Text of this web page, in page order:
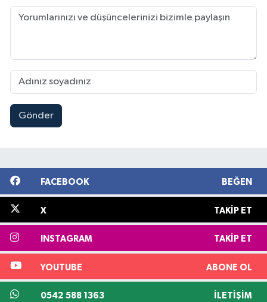
Gönder
FACEBOOK BEĞEN
X TAKIP ET
INSTAGRAM TAKIP ET
YOUTUBE ABONE OL
0542 588 1363 İLETIŞIM